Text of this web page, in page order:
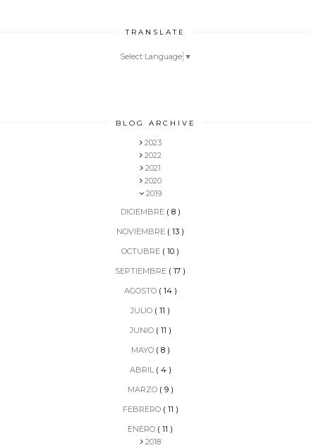
TRANSLATE
Select Language ▼
BLOG ARCHIVE
2023
2022
2021
2020
2019
DICIEMBRE ( 8 )
NOVIEMBRE ( 13 )
OCTUBRE ( 10 )
SEPTIEMBRE ( 17 )
AGOSTO ( 14 )
JULIO ( 11 )
JUNIO ( 11 )
MAYO ( 8 )
ABRIL ( 4 )
MARZO ( 9 )
FEBRERO ( 11 )
ENERO ( 11 )
2018